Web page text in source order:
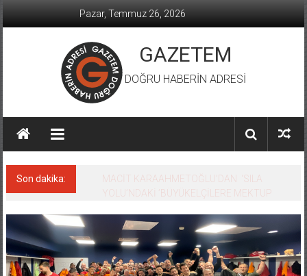
Pazar, Temmuz 26, 2026
GAZETEM
DOĞRU HABERİN ADRESİ
Son dakika:
MACİT KARAAHMETOĞLU’DAN ‘SILA
YOLU’NDAKİ ’BÜYÜKELÇİLERE MEKTUP